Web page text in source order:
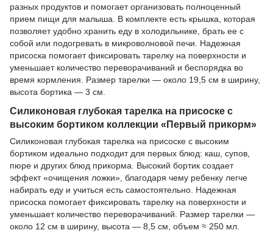
разных продуктов и помогает организовать полноценный
прием пищи для малыша. В комплекте есть крышка, которая
позволяет удобно хранить еду в холодильнике, брать ее с
собой или подогревать в микроволновой печи. Надежная
присоска помогает фиксировать тарелку на поверхности и
уменьшает количество переворачиваний и беспорядка во
время кормления. Размер тарелки — около 19,5 см в ширину,
высота бортика — 3 см.
Силиконовая глубокая тарелка на присоске с
высоким бортиком коллекции «Первый прикорм»
Силиконовая глубокая тарелка на присоске с высоким
бортиком идеально подходит для первых блюд: каш, супов,
пюре и других блюд прикорма. Высокий бортик создает
эффект «очищения ложки», благодаря чему ребенку легче
набирать еду и учиться есть самостоятельно. Надежная
присоска помогает фиксировать тарелку на поверхности и
уменьшает количество переворачиваний. Размер тарелки —
около 12 см в ширину, высота — 8,5 см, объем ≈ 250 мл.